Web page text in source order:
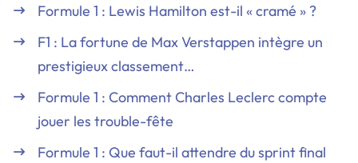
Formule 1 : Lewis Hamilton est-il « cramé » ?
F1 : La fortune de Max Verstappen intègre un
prestigieux classement…
Formule 1 : Comment Charles Leclerc compte
jouer les trouble-fête
Formule 1 : Que faut-il attendre du sprint final